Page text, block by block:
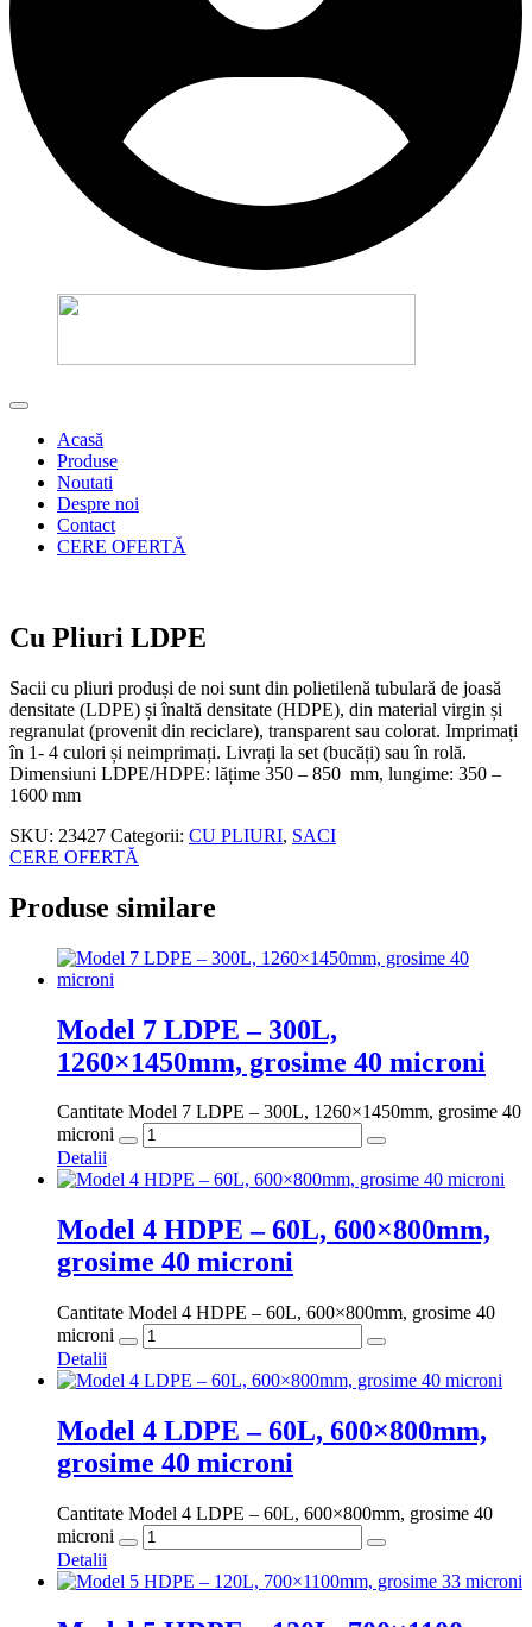
Acasă
Produse
Noutati
Despre noi
Contact
CERE OFERTĂ
Cu Pliuri LDPE
Sacii cu pliuri produși de noi sunt din polietilenă tubulară de joasă
densitate (LDPE) și înaltă densitate (HDPE), din material virgin și
regranulat (provenit din reciclare), transparent sau colorat. Imprimați
în 1- 4 culori și neimprimați. Livrați la set (bucăți) sau în rolă.
Dimensiuni LDPE/HDPE: lățime 350 – 850 mm, lungime: 350 –
1600 mm
SKU: 23427 Categorii: CU PLIURI, SACI
CERE OFERTĂ
Produse similare
Model 7 LDPE – 300L,
1260×1450mm, grosime 40 microni
Cantitate Model 7 LDPE – 300L, 1260×1450mm, grosime 40
microni
Detalii
Model 4 HDPE – 60L, 600×800mm,
grosime 40 microni
Cantitate Model 4 HDPE – 60L, 600×800mm, grosime 40
microni
Detalii
Model 4 LDPE – 60L, 600×800mm,
grosime 40 microni
Cantitate Model 4 LDPE – 60L, 600×800mm, grosime 40
microni
Detalii